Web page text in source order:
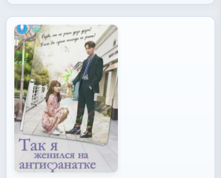
Джунхо (Heo Joon Ho),Хо Намджун (Heo Nam Jun),Чан
Инсоп (Jang In Sub),Чан Сынджо (Jang Seung Jo),Чи
Ыйджон (Ji Ui Jung)
, Чо Ёнхо (Jo Yeon Ho)
Seo),Чон Мусон (Jeon Mu-Song)
Чон Хеён (Jung Hye Young), Чон Хэин (Jung Hae In)
Эри (Jung Ae Ri)
Чон Юджин (Jeong Eu Gene)
(Jun Jung Il)
Чхве Гёнхун (Choi Kyung Hoon)
(Choi Hee Jin),Чхве Юндже (Choi Yoon Je)
Na),Юн Сеа (Yoon Se Ah)